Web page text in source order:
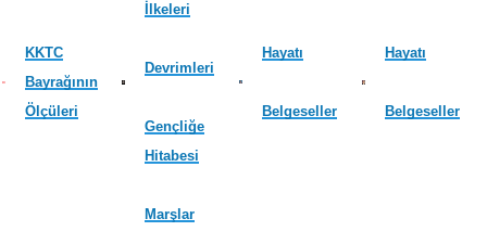
KKTC
Bayrağının
Ölçüleri
İlkeleri
Devrimleri
Gençliğe
Hitabesi
Marşlar
Hayatı
Belgeseller
Hayatı
Belgeseller